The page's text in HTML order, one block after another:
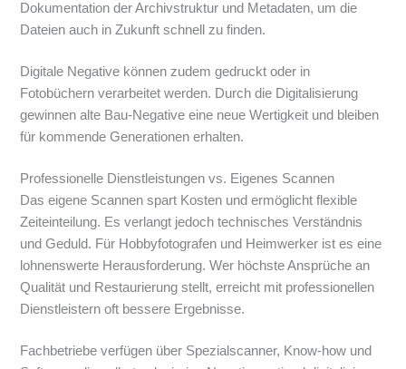
Dokumentation der Archivstruktur und Metadaten, um die
Dateien auch in Zukunft schnell zu finden.
Digitale Negative können zudem gedruckt oder in
Fotobüchern verarbeitet werden. Durch die Digitalisierung
gewinnen alte Bau-Negative eine neue Wertigkeit und bleiben
für kommende Generationen erhalten.
Professionelle Dienstleistungen vs. Eigenes Scannen
Das eigene Scannen spart Kosten und ermöglicht flexible
Zeiteinteilung. Es verlangt jedoch technisches Verständnis
und Geduld. Für Hobbyfotografen und Heimwerker ist es eine
lohnenswerte Herausforderung. Wer höchste Ansprüche an
Qualität und Restaurierung stellt, erreicht mit professionellen
Dienstleistern oft bessere Ergebnisse.
Fachbetriebe verfügen über Spezialscanner, Know-how und